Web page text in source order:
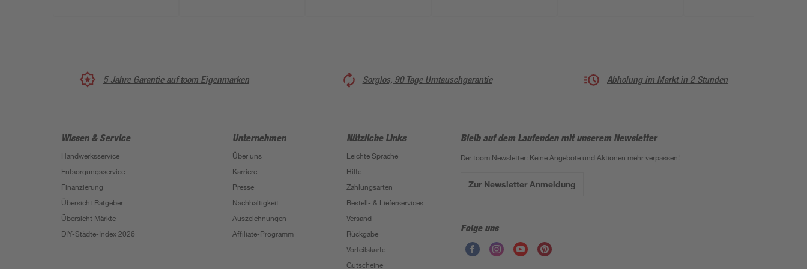
5 Jahre Garantie auf toom Eigenmarken Sorglos, 90 Tage Umtauschgarantie Abholung im Markt in 2 Stunden
Wissen & Service
Handwerksservice
Entsorgungsservice
Finanzierung
Übersicht Ratgeber
Übersicht Märkte
DIY-Städte-Index 2026
Unternehmen
Über uns
Karriere
Presse
Nachhaltigkeit
Auszeichnungen
Affiliate-Programm
Nützliche Links
Leichte Sprache
Hilfe
Zahlungsarten
Bestell- & Lieferservices
Versand
Rückgabe
Vorteilskarte
Gutscheine
Bleib auf dem Laufenden mit unserem Newsletter
Der toom Newsletter: Keine Angebote und Aktionen mehr verpassen!
Zur Newsletter Anmeldung
Folge uns